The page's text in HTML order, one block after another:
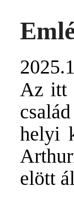
Az itt
helyi
elött